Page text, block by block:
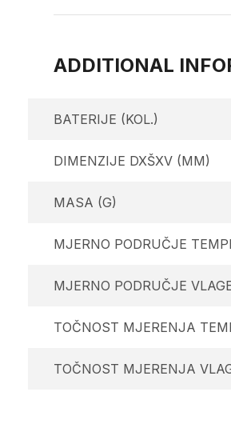
ADDITIONAL
BATERIJE (KOL.)
DIMENZIJE DXŠXV (MM)
MASA (G)
MJERNO PODRUČJE
MJERNO PODRUČJE
TOČNOST MJERENJA
TOČNOST MJERENJA